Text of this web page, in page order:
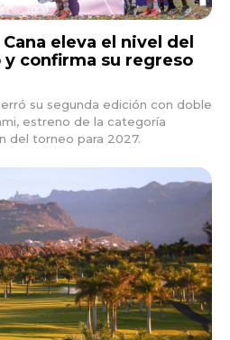
eleva el nivel del
confirma su regreso
su segunda edición con doble
estreno de la categoría
del torneo para 2027.